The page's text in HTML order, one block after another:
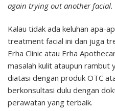
again trying out another facial.
Kalau tidak ada keluhan apa-
treatment facial ini dan juga
Erha Clinic atau Erha
masalah kulit ataupun rambut
diatasi dengan produk OTC
berkonsultasi dulu dengan
perawatan yang terbaik.